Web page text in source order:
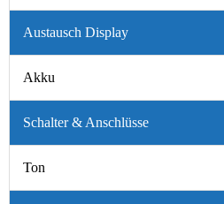
Austausch Display
Akku
Schalter & Anschlüsse
Ton